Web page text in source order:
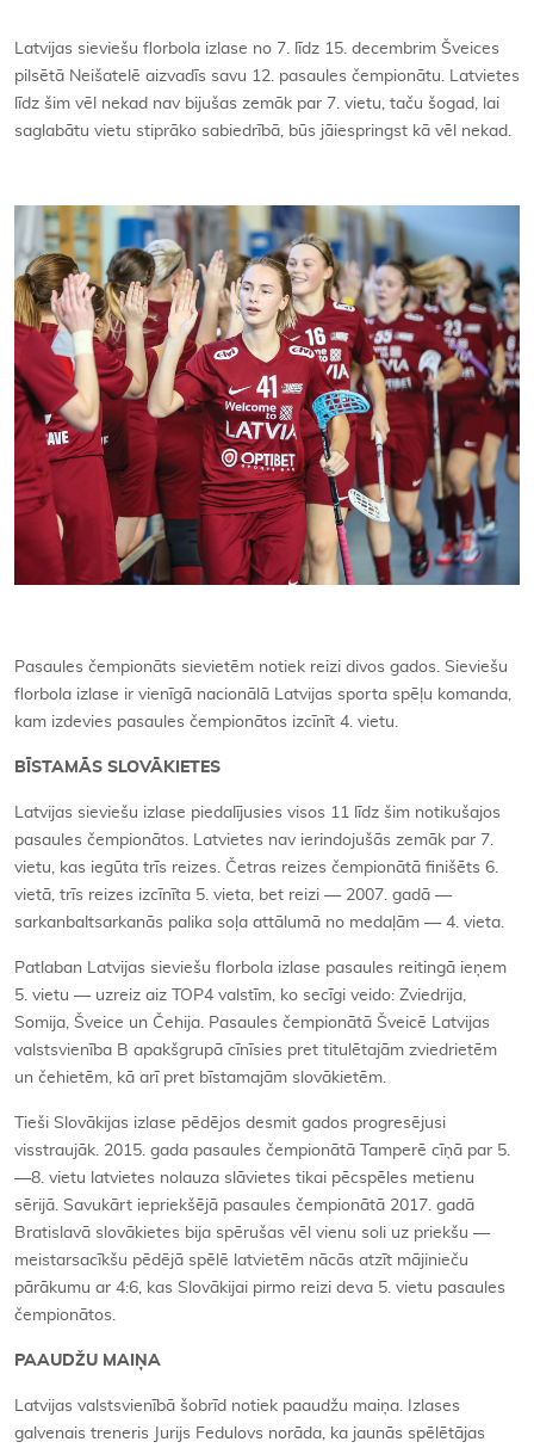
Kontakti
Latvijas sieviešu florbola izlase no 7. līdz 15. decembrim Šveices
pilsētā Neišatelē aizvadīs savu 12. pasaules čempionātu. Latvietes
līdz šim vēl nekad nav bijušas zemāk par 7. vietu, taču šogad, lai
saglabātu vietu stiprāko sabiedrībā, būs jāiespringst kā vēl nekad.
Pasaules čempionāts sievietēm notiek reizi divos gados. Sieviešu
florbola izlase ir vienīgā nacionālā Latvijas sporta spēļu komanda,
kam izdevies pasaules čempionātos izcīnīt 4. vietu.
BĪSTAMĀS SLOVĀKIETES
Latvijas sieviešu izlase piedalījusies visos 11 līdz šim notikušajos
pasaules čempionātos. Latvietes nav ierindojušās zemāk par 7.
vietu, kas iegūta trīs reizes. Četras reizes čempionātā finišēts 6.
vietā, trīs reizes izcīnīta 5. vieta, bet reizi — 2007. gadā —
sarkanbaltsarkanās palika soļa attālumā no medaļām — 4. vieta.
Patlaban Latvijas sieviešu florbola izlase pasaules reitingā ieņem
5. vietu — uzreiz aiz TOP4 valstīm, ko secīgi veido: Zviedrija,
Somija, Šveice un Čehija. Pasaules čempionātā Šveicē Latvijas
valstsvienība B apakšgrupā cīnīsies pret titulētajām zviedrietēm
un čehietēm, kā arī pret bīstamajām slovākietēm.
Tieši Slovākijas izlase pēdējos desmit gados progresējusi
visstraujāk. 2015. gada pasaules čempionātā Tamperē cīņā par 5.
—8. vietu latvietes nolauza slāvietes tikai pēcspēles metienu
sērijā. Savukārt iepriekšējā pasaules čempionātā 2017. gadā
Bratislavā slovākietes bija spērušas vēl vienu soli uz priekšu —
meistarsacīkšu pēdējā spēlē latvietēm nācās atzīt mājinieču
pārākumu ar 4:6, kas Slovākijai pirmo reizi deva 5. vietu pasaules
čempionātos.
PAAUDŽU MAIŅA
Latvijas valstsvienībā šobrīd notiek paaudžu maiņa. Izlases
galvenais treneris Jurijs Fedulovs norāda, ka jaunās spēlētājas